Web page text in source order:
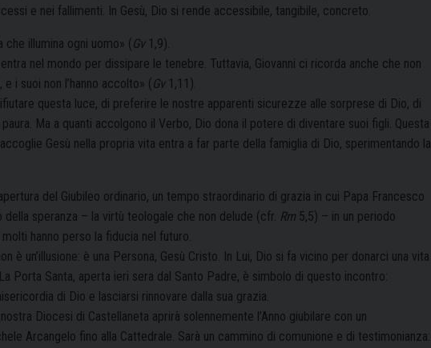
e nei fallimenti. In Gesù, Dio si rende accessibile, tangibile, concreto.
che illumina ogni uomo» ( Gv1,9).
nel mondo per dissipare le tenebre. Tuttavia, Giovanni ci ricorda anche che non
i suoi non l’hanno accolto» ( Gv1,11).
questa luce, di preferire le nostre apparenti sicurezze alle sorprese di Dio, di
Ma a quanti accolgono il Verbo, Dio dona il potere di diventare suoi figli. Questa
Gesù nella propria vita entra a far parte della famiglia di Dio, sperimentando la
del Giubileo ordinario, un tempo straordinario di grazia in cui Papa Francesco
speranza – la virtù teologale che non delude (cfr. Rm 5,5) – in un periodo
hanno perso la fiducia nel futuro.
è un’illusione: è una Persona, Gesù Cristo. In Lui, Dio si fa vicino per donarci una vita
Porta Santa, aperta ieri sera dal Santo Padre, è simbolo di questo incontro:
di Dio e lasciarsi rinnovare dalla sua grazia.
Diocesi di Castellaneta aprirà solennemente l’Anno giubilare con un
Arcangelo fino alla Cattedrale. Sarà un cammino di comunione e di testimonianza: